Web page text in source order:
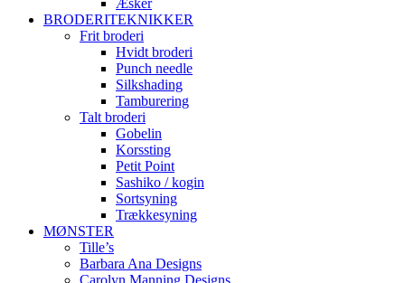
BRODERITEKNIKKER
Frit broderi
Hvidt broderi
Punch needle
Silkshading
Tamburering
Talt broderi
Gobelin
Korssting
Petit Point
Sashiko / kogin
Sortsyning
Trækkesyning
MØNSTER
Tille’s
Barbara Ana Designs
Carolyn Manning Designs